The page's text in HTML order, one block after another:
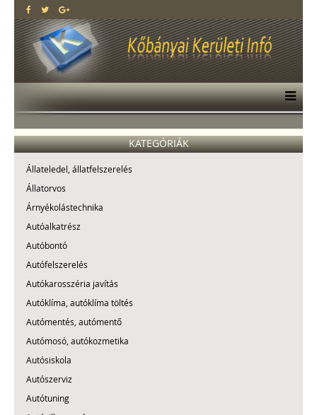
KATEGÓRIÁK
Állateledel, állatfelszerelés
Állatorvos
Árnyékolástechnika
Autóalkatrész
Autóbontó
Autófelszerelés
Autókarosszéria javítás
Autóklíma, autóklíma töltés
Autómentés, autómentő
Autómosó, autókozmetika
Autósiskola
Autószerviz
Autótuning